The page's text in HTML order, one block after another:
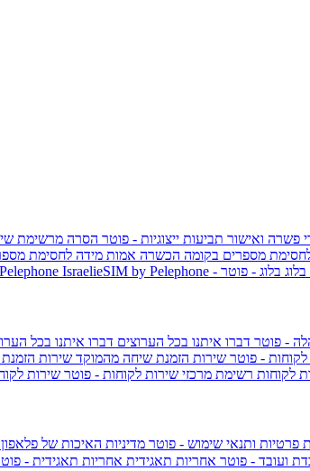
פשרה ואישור תביעות ייצוגיות - פוטר הסרה מרשימת
מספרים בקומה הכשרה אמות מידה לחסימת
בלוג בלוג - פוטר
- פוטר דברו איתנו בכל הערוצים דברו איתנו בכל
- פוטר שירות הזמנת שיחה מהמוקד שירות
לקוחות רשימת מרכזי שירות לקוחות - פוטר שירות
פרטיות ותנאי שימוש - פוטר מדיניות האיכות של פלאפון
ועובד - פוטר אחריות תאגידית אחריות תאגידית -